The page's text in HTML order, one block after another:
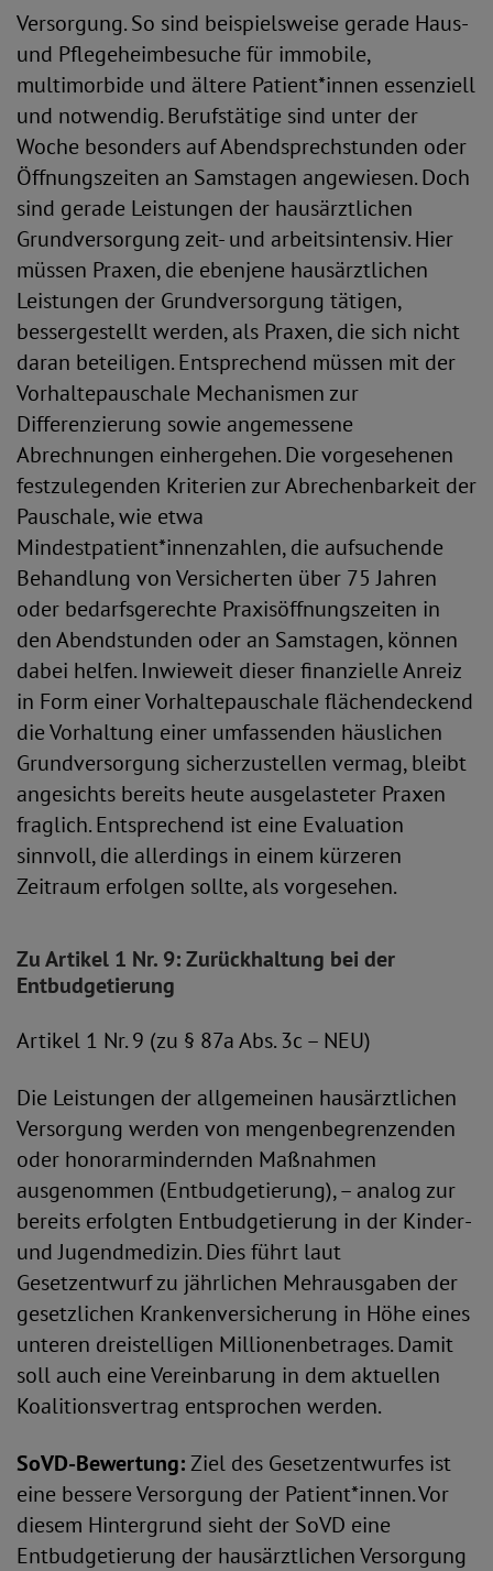
Versorgung. So sind beispielsweise gerade Haus-
und Pflegeheimbesuche für immobile,
multimorbide und ältere Patient*innen essenziell
und notwendig. Berufstätige sind unter der
Woche besonders auf Abendsprechstunden oder
Öffnungszeiten an Samstagen angewiesen. Doch
sind gerade Leistungen der hausärztlichen
Grundversorgung zeit- und arbeitsintensiv. Hier
müssen Praxen, die ebenjene hausärztlichen
Leistungen der Grundversorgung tätigen,
bessergestellt werden, als Praxen, die sich nicht
daran beteiligen. Entsprechend müssen mit der
Vorhaltepauschale Mechanismen zur
Differenzierung sowie angemessene
Abrechnungen einhergehen. Die vorgesehenen
festzulegenden Kriterien zur Abrechenbarkeit der
Pauschale, wie etwa
Mindestpatient*innenzahlen, die aufsuchende
Behandlung von Versicherten über 75 Jahren
oder bedarfsgerechte Praxisöffnungszeiten in
den Abendstunden oder an Samstagen, können
dabei helfen. Inwieweit dieser finanzielle Anreiz
in Form einer Vorhaltepauschale flächendeckend
die Vorhaltung einer umfassenden häuslichen
Grundversorgung sicherzustellen vermag, bleibt
angesichts bereits heute ausgelasteter Praxen
fraglich. Entsprechend ist eine Evaluation
sinnvoll, die allerdings in einem kürzeren
Zeitraum erfolgen sollte, als vorgesehen.
Zu Artikel 1 Nr. 9: Zurückhaltung bei der
Entbudgetierung
Artikel 1 Nr. 9 (zu § 87a Abs. 3c – NEU)
Die Leistungen der allgemeinen hausärztlichen
Versorgung werden von mengenbegrenzenden
oder honorarmindernden Maßnahmen
ausgenommen (Entbudgetierung), – analog zur
bereits erfolgten Entbudgetierung in der Kinder-
und Jugendmedizin. Dies führt laut
Gesetzentwurf zu jährlichen Mehrausgaben der
gesetzlichen Krankenversicherung in Höhe eines
unteren dreistelligen Millionenbetrages. Damit
soll auch eine Vereinbarung in dem aktuellen
Koalitionsvertrag entsprochen werden.
SoVD-Bewertung:Ziel des Gesetzentwurfes ist
eine bessere Versorgung der Patient*innen. Vor
diesem Hintergrund sieht der SoVD eine
Entbudgetierung der hausärztlichen Versorgung